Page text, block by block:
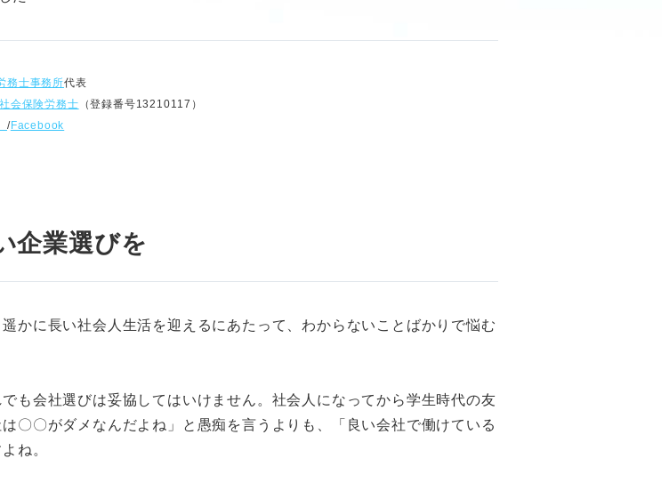
務士事務所代表
会保険労務士 （登録番号13210117）
/Facebook
企業選びを
かに長い社会人生活を迎えるにあたって、わからないことばかりで悩む
も会社選びは妥協してはいけません。社会人になってから学生時代の友
〇〇がダメなんだよね」と愚痴を言うよりも、「良い会社で働けている
ね。